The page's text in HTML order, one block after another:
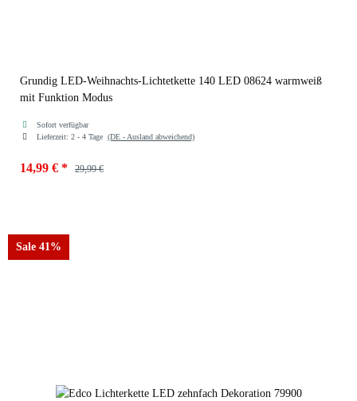
Grundig LED-Weihnachts-Lichtetkette 140 LED 08624 warmweiß
mit Funktion Modus
Sofort verfügbar
Lieferzeit: 2 - 4 Tage (DE - Ausland abweichend)
14,99 € * 29,99 €
Sale 41%